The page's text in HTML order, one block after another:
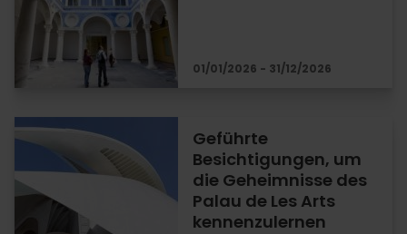
01/01/2026 - 31/12/2026
Geführte
Besichtigungen, um
die Geheimnisse des
Palau de Les Arts
kennenzulernen